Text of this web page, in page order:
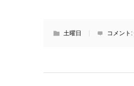
土曜日 コメント: